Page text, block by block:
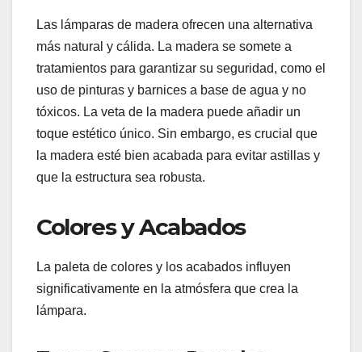
Las lámparas de madera ofrecen una alternativa
más natural y cálida. La madera se somete a
tratamientos para garantizar su seguridad, como el
uso de pinturas y barnices a base de agua y no
tóxicos. La veta de la madera puede añadir un
toque estético único. Sin embargo, es crucial que
la madera esté bien acabada para evitar astillas y
que la estructura sea robusta.
Colores y Acabados
La paleta de colores y los acabados influyen
significativamente en la atmósfera que crea la
lámpara.